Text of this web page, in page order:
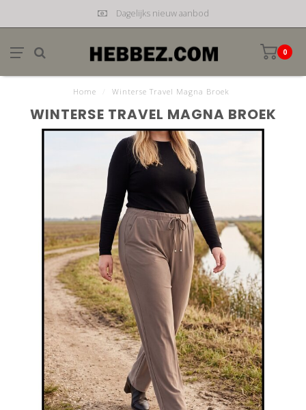
Dagelijks nieuw aanbod
0
Home Winterse Travel Magna Broek
WINTERSE TRAVEL MAGNA BROEK